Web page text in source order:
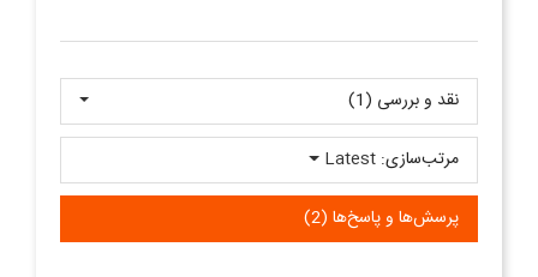
نقد و بررسی‌‌ (1)
پرسش‌ها و پاسخ‌ها (2)
مرتب‌سازی: Latest